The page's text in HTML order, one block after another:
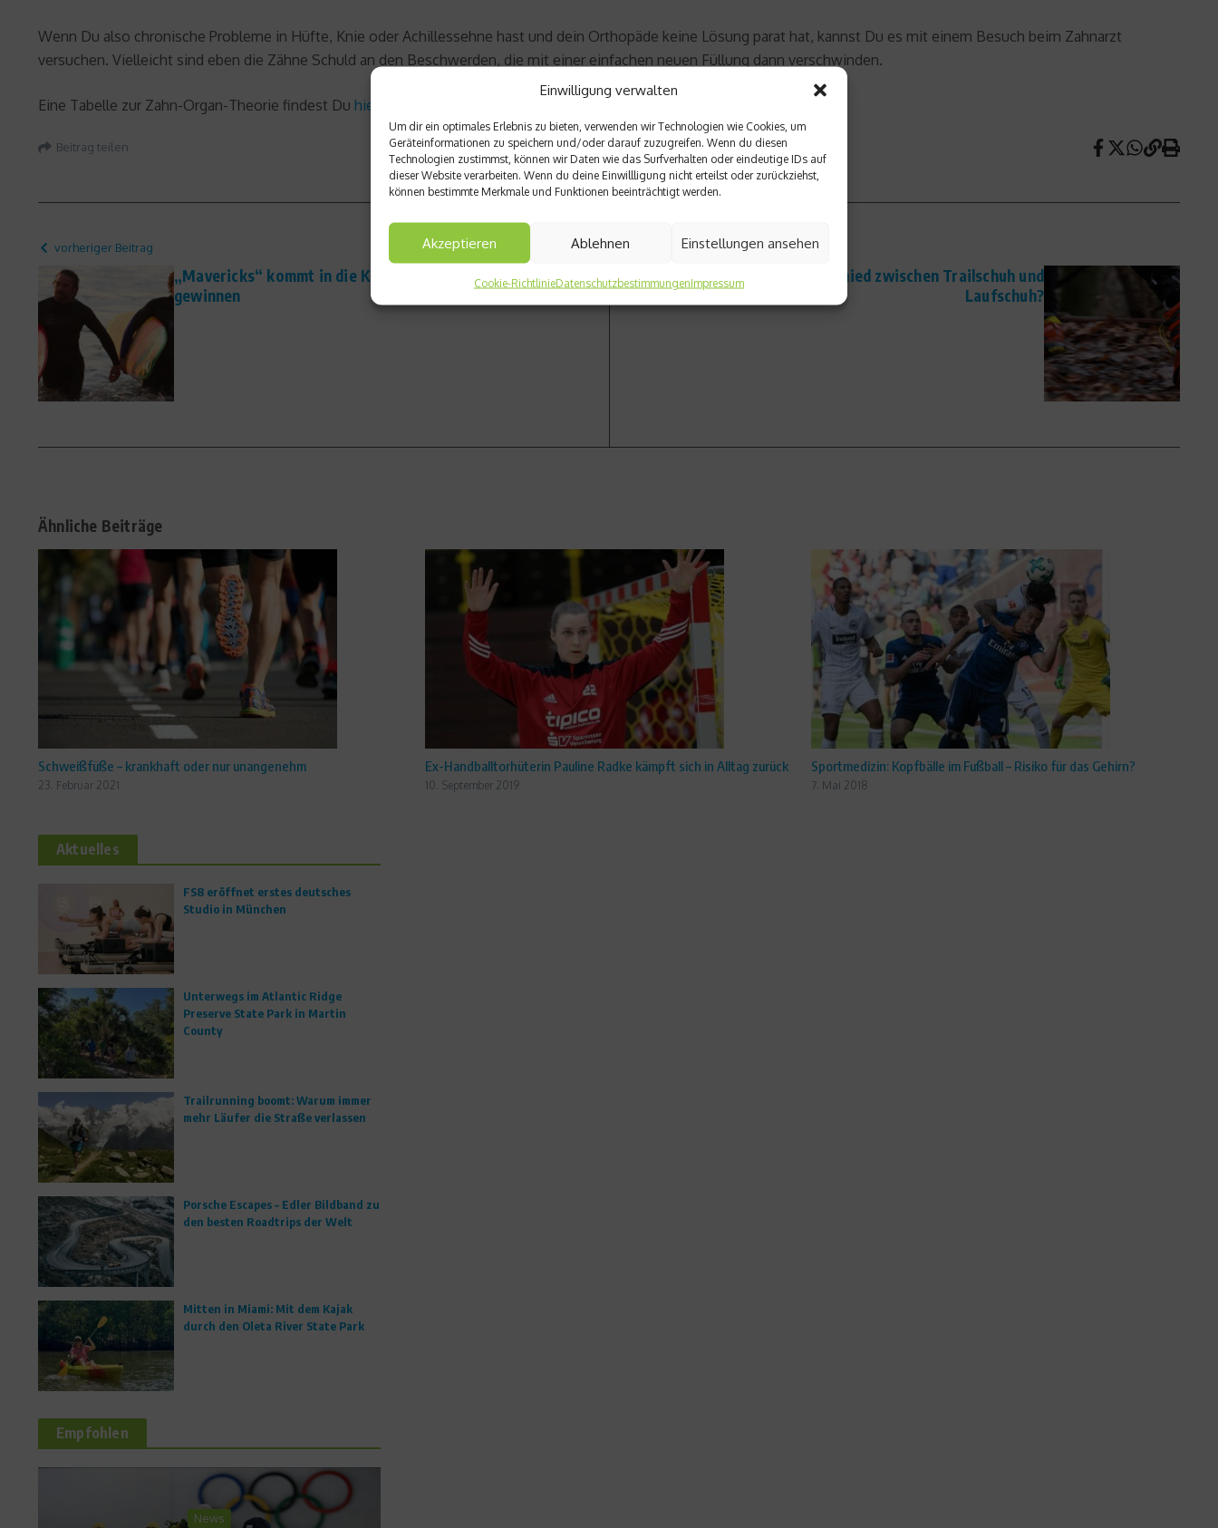
Einwilligung verwalten
Um dir ein optimales Erlebnis zu bieten, verwenden wir Technologien wie Cookies, um
Geräteinformationen zu speichern und/oder darauf zuzugreifen. Wenn du diesen
Technologien zustimmst, können wir Daten wie das Surfverhalten oder eindeutige IDs auf
dieser Website verarbeiten. Wenn du deine Einwillligung nicht erteilst oder zurückziehst,
können bestimmte Merkmale und Funktionen beeinträchtigt werden.
Akzeptieren Ablehnen Einstellungen ansehen
Cookie-RichtlinieDatenschutzbestimmungenImpressum
Wenn Du also chronische Probleme in Hüfte, Knie oder Achillessehne hast und dein Orthopäde keine Lösung parat hat, kannst Du es mit einem Besuch beim Zahnarzt
versuchen. Vielleicht sind eben die Zähne Schuld an den Beschwerden, die mit einer einfachen neuen Füllung dann verschwinden.
Eine Tabelle zur Zahn-Organ-Theorie findest Du hier
Beitrag teilen
vorheriger Beitrag
„Mavericks“ kommt in die Kinos – Action-Kameras zu
gewinnen
Nächster Beitrag
Offroad – Was ist der Unterschied zwischen Trailschuh und
Laufschuh?
Ähnliche Beiträge
Schweißfüße – krankhaft oder nur unangenehm
23. Februar 2021
Ex-Handballtorhüterin Pauline Radke kämpft sich in Alltag zurück
10. September 2019
Sportmedizin: Kopfbälle im Fußball – Risiko für das Gehirn?
7. Mai 2018
Aktuelles
FS8 eröffnet erstes deutsches
Studio in München
Unterwegs im Atlantic Ridge
Preserve State Park in Martin
County
Trailrunning boomt: Warum immer
mehr Läufer die Straße verlassen
Porsche Escapes – Edler Bildband zu
den besten Roadtrips der Welt
Mitten in Miami: Mit dem Kajak
durch den Oleta River State Park
Empfohlen